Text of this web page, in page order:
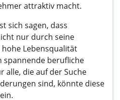
attraktiv macht.
sich sagen, dass
nur durch seine
Lebensqualität
spannende berufliche
alle, die auf der Suche
sind, könnte diese